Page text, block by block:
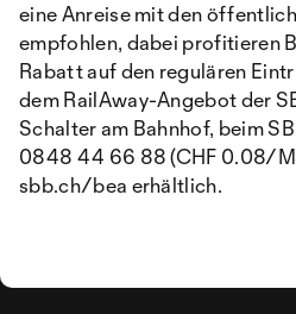
eine Anreise mit den
empfohlen, dabei profitieren
Rabatt auf den regulären
dem RailAway-Angebot der
Schalter am Bahnhof, beim
0848 44 66 88 (CHF 0.08/
sbb.ch/bea erhältlich.